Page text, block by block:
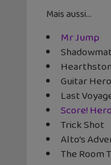
Mais aussi…
Mr Jump
Guitar Hero
Last
Score! Hero
Trick Shot
Alto’s
The Room